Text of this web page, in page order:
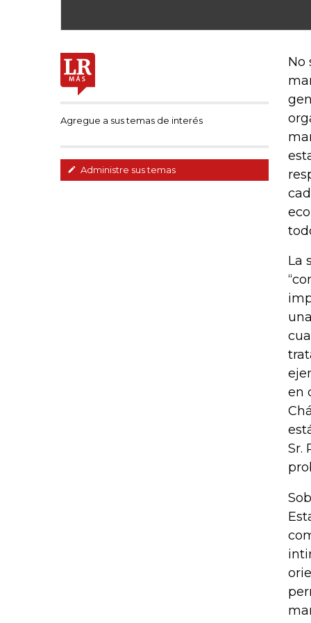
Agregue a sus temas de interés
Administre sus temas
No
La
en
Sr.